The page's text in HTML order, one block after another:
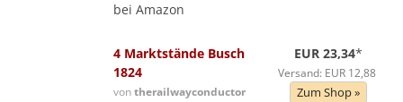
bei Amazon
4 Marktstände Busch
1824
vontherailwayconductor
EUR 23,34*
Versand: EUR 12,88
Zum Shop »